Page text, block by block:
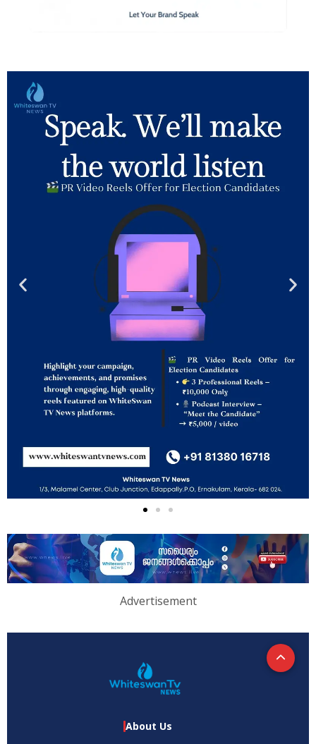
Advertisement
About Us